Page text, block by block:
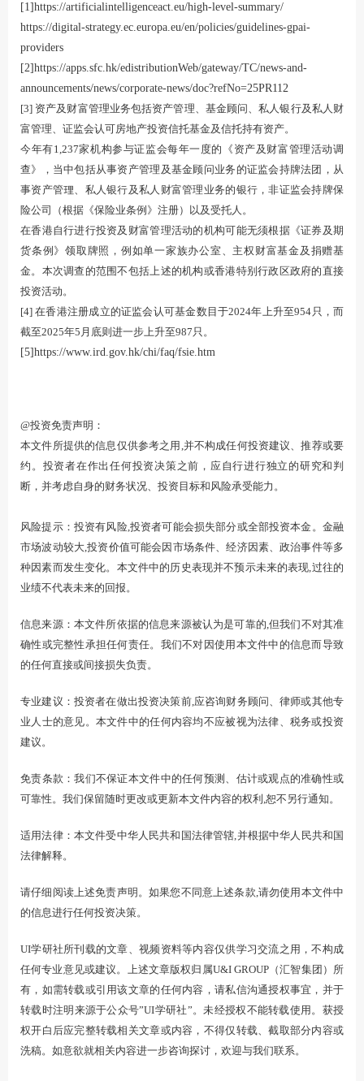
[1]https://artificialintelligenceact.eu/high-level-summary/
https://digital-strategy.ec.europa.eu/en/policies/guidelines-gpai-
providers
[2]https://apps.sfc.hk/edistributionWeb/gateway/TC/news-and-
announcements/news/corporate-news/doc?refNo=25PR112
[3] 资产及财富管理业务包括资产管理、基金顾问、私人银行及私人财
富管理、证监会认可房地产投资信托基金及信托持有资产。
今年有1,237家机构参与证监会每年一度的《资产及财富管理活动调
查》，当中包括从事资产管理及基金顾问业务的证监会持牌法团，从
事资产管理、私人银行及私人财富管理业务的银行，非证监会持牌保
险公司（根据《保险业条例》注册）以及受托人。
在香港自行进行投资及财富管理活动的机构可能无须根据《证券及期
货条例》领取牌照，例如单一家族办公室、主权财富基金及捐赠基
金。本次调查的范围不包括上述的机构或香港特别行政区政府的直接
投资活动。
[4] 在香港注册成立的证监会认可基金数目于2024年上升至954只，而
截至2025年5月底则进一步上升至987只。
[5]https://www.ird.gov.hk/chi/faq/fsie.htm
@投资免责声明：
本文件所提供的信息仅供参考之用,并不构成任何投资建议、推荐或要
约。投资者在作出任何投资决策之前，应自行进行独立的研究和判
断，并考虑自身的财务状况、投资目标和风险承受能力。
风险提示：投资有风险,投资者可能会损失部分或全部投资本金。金融
市场波动较大,投资价值可能会因市场条件、经济因素、政治事件等多
种因素而发生变化。本文件中的历史表现并不预示未来的表现,过往的
业绩不代表未来的回报。
信息来源：本文件所依据的信息来源被认为是可靠的,但我们不对其准
确性或完整性承担任何责任。我们不对因使用本文件中的信息而导致
的任何直接或间接损失负责。
专业建议：投资者在做出投资决策前,应咨询财务顾问、律师或其他专
业人士的意见。本文件中的任何内容均不应被视为法律、税务或投资
建议。
免责条款：我们不保证本文件中的任何预测、估计或观点的准确性或
可靠性。我们保留随时更改或更新本文件内容的权利,恕不另行通知。
适用法律：本文件受中华人民共和国法律管辖,并根据中华人民共和国
法律解释。
请仔细阅读上述免责声明。如果您不同意上述条款,请勿使用本文件中
的信息进行任何投资决策。
UI学研社所刊载的文章、视频资料等内容仅供学习交流之用，不构成
任何专业意见或建议。上述文章版权归属U&I GROUP（汇智集团）所
有，如需转载或引用该文章的任何内容，请私信沟通授权事宜，并于
转载时注明来源于公众号”UI学研社”。未经授权不能转载使用。获授
权开白后应完整转载相关文章或内容，不得仅转载、截取部分内容或
洗稿。如意欲就相关内容进一步咨询探讨，欢迎与我们联系。